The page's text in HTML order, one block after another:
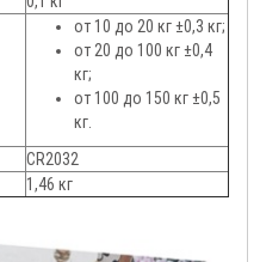
от 10 до 20 кг ±0,3 кг;
от 20 до 100 кг ±0,4
кг;
от 100 до 150 кг ±0,5
кг.
CR2032
1,46 кг